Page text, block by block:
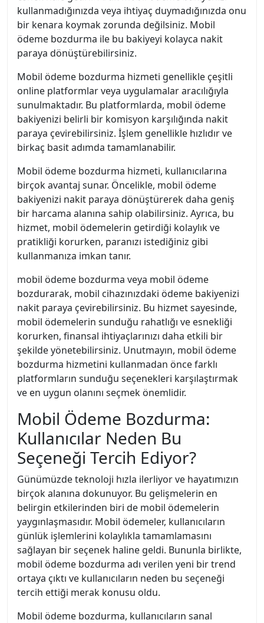
kullanmadığınızda veya ihtiyaç duymadığınızda onu
bir kenara koymak zorunda değilsiniz. Mobil
ödeme bozdurma ile bu bakiyeyi kolayca nakit
paraya dönüştürebilirsiniz.
Mobil ödeme bozdurma hizmeti genellikle çeşitli
online platformlar veya uygulamalar aracılığıyla
sunulmaktadır. Bu platformlarda, mobil ödeme
bakiyenizi belirli bir komisyon karşılığında nakit
paraya çevirebilirsiniz. İşlem genellikle hızlıdır ve
birkaç basit adımda tamamlanabilir.
Mobil ödeme bozdurma hizmeti, kullanıcılarına
birçok avantaj sunar. Öncelikle, mobil ödeme
bakiyenizi nakit paraya dönüştürerek daha geniş
bir harcama alanına sahip olabilirsiniz. Ayrıca, bu
hizmet, mobil ödemelerin getirdiği kolaylık ve
pratikliği korurken, paranızı istediğiniz gibi
kullanmanıza imkan tanır.
mobil ödeme bozdurma veya mobil ödeme
bozdurarak, mobil cihazınızdaki ödeme bakiyenizi
nakit paraya çevirebilirsiniz. Bu hizmet sayesinde,
mobil ödemelerin sunduğu rahatlığı ve esnekliği
korurken, finansal ihtiyaçlarınızı daha etkili bir
şekilde yönetebilirsiniz. Unutmayın, mobil ödeme
bozdurma hizmetini kullanmadan önce farklı
platformların sunduğu seçenekleri karşılaştırmak
ve en uygun olanını seçmek önemlidir.
Mobil Ödeme Bozdurma:
Kullanıcılar Neden Bu
Seçeneği Tercih Ediyor?
Günümüzde teknoloji hızla ilerliyor ve hayatımızın
birçok alanına dokunuyor. Bu gelişmelerin en
belirgin etkilerinden biri de mobil ödemelerin
yaygınlaşmasıdır. Mobil ödemeler, kullanıcıların
günlük işlemlerini kolaylıkla tamamlamasını
sağlayan bir seçenek haline geldi. Bununla birlikte,
mobil ödeme bozdurma adı verilen yeni bir trend
ortaya çıktı ve kullanıcıların neden bu seçeneği
tercih ettiği merak konusu oldu.
Mobil ödeme bozdurma, kullanıcıların sanal